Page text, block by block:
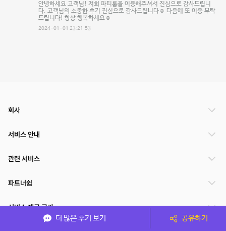
안녕하세요 고객님! 저희 파티룸을 이용해주셔서 진심으로 감사드립니
다. 고객님의 소중한 후기 진심으로 감사드립니다☺️ 다음에 또 이용 부탁
드립니다! 항상 행복하세요☺️
2024-01-01 23:21:53
더 많은 후기 보기 공유하기
회사
서비스 안내
관련 서비스
파트너쉽
서비스 제공 국가